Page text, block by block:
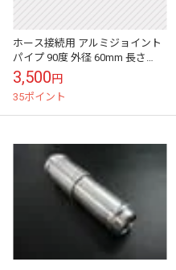
ホース接続用 アルミジョイント
パイプ 90度 外径 60mm 長さ
300mm
3,500円
35ポイント